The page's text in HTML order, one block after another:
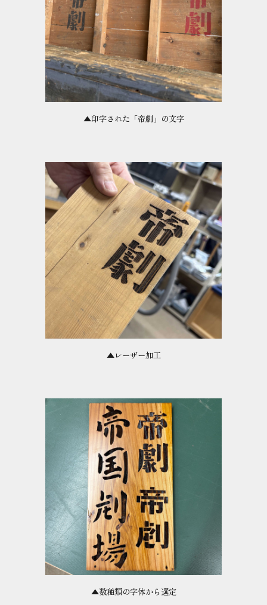
▲印字された「帝劇」の文字
▲レーザー加工
▲数種類の字体から選定